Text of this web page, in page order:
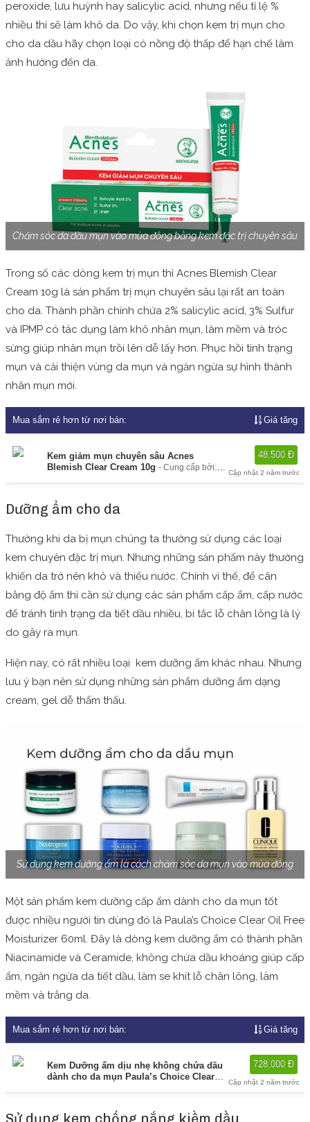
peroxide, lưu huỳnh hay salicylic acid, nhưng nếu tỉ lệ %
nhiều thì sẽ làm khô da. Do vậy, khi chọn kem trị mụn cho
cho da dầu hãy chọn loại có nồng độ thấp để hạn chế làm
ảnh hưởng đến da.
Chăm sóc da dầu mụn vào mùa đông bằng kem đặc trị chuyên sâu
Trong số các dòng kem trị mụn thì Acnes Blemish Clear
Cream 10g là sản phẩm trị mụn chuyên sâu lại rất an toàn
cho da. Thành phần chính chứa 2% salicylic acid, 3% Sulfur
và IPMP có tác dụng làm khô nhân mụn, làm mềm và tróc
sừng giúp nhân mụn trồi lên dễ lấy hơn. Phục hồi tình trạng
mụn và cải thiện vùng da mụn và ngăn ngừa sự hình thành
nhân mụn mới.
Mua sắm rẻ hơn từ nơi bán: Giá tăng
Kem giảm mụn chuyên sâu Acnes
Blemish Clear Cream 10g
Cung cấp bởi:
48,500 Đ
Cập nhật 2 năm trước
Dưỡng ẩm cho da
Thường khi da bị mụn chúng ta thường sử dụng các loại
kem chuyên đặc trị mụn. Nhưng những sản phẩm này thường
khiến da trở nên khô và thiếu nước. Chính vì thế, để cân
bằng độ ẩm thì cần sử dụng các sản phẩm cấp ẩm, cấp nước
để tránh tình trạng da tiết dầu nhiều, bí tắc lỗ chân lông là lý
do gây ra mụn.
Hiện nay, có rất nhiều loại kem dưỡng ẩm khác nhau. Nhưng
lưu ý bạn nên sử dụng những sản phẩm dưỡng ẩm dạng
cream, gel dễ thẩm thấu.
Sử dụng kem dưỡng ẩm là cách chăm sóc da mụn vào mùa đông
Một sản phẩm kem dưỡng cấp ẩm dành cho da mụn tốt
được nhiều người tin dùng đó là Paula’s Choice Clear Oil Free
Moisturizer 60ml. Đây là dòng kem dưỡng ẩm có thành phần
Niacinamide và Ceramide, không chứa dầu khoáng giúp cấp
ẩm, ngăn ngừa da tiết dầu, làm se khít lỗ chân lông, làm
mềm và trắng da.
Mua sắm rẻ hơn từ nơi bán: Giá tăng
Kem Dưỡng ẩm dịu nhẹ không chứa dầu
dành cho da mụn Paula’s Choice Clear
728,000 Đ
Cập nhật 2 năm trước
Sử dụng kem chống nắng kiềm dầu